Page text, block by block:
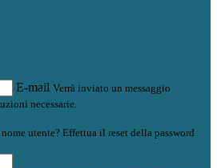
E-mail Verrà inviato un messaggio
necessarie.
utente? Effettua il reset della password